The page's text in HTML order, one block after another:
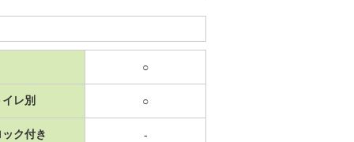
○
レ別 ○
ク付き -